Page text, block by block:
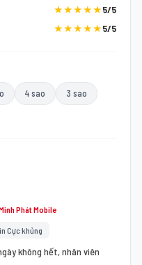
★★★★★5/5
★★★★★5/5
4 sao 3 sao
Phát Mobile
Cực khủng
không hết, nhân viên